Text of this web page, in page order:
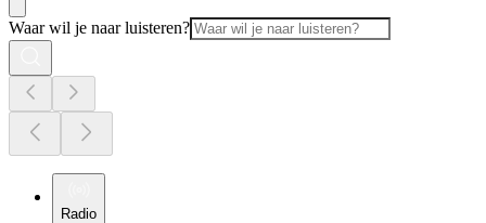
Waar wil je naar luisteren?
Radio